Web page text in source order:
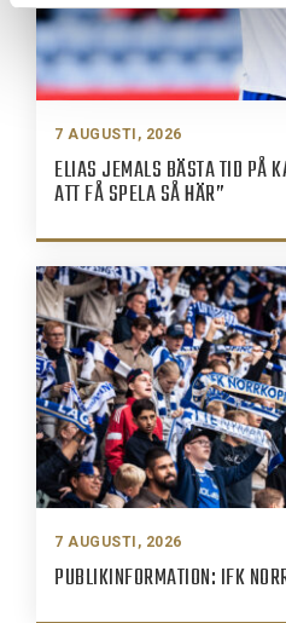
7 AUGUSTI, 2026
ELIAS JEMALS BÄSTA TID PÅ
ATT FÅ SPELA SÅ HÄR”
7 AUGUSTI, 2026
PUBLIKINFORMATION: IFK